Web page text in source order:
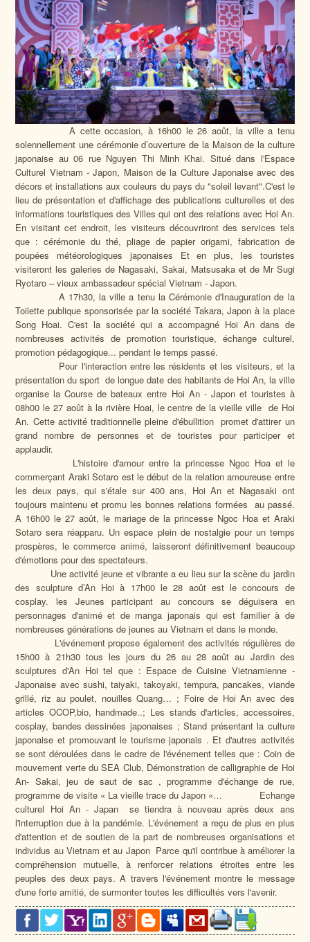
A cette occasion, à 16h00 le 26 août, la ville a tenu
solennellement une cérémonie d’ouverture de la Maison de la culture
japonaise au 06 rue Nguyen Thi Minh Khai. Situé dans l'Espace
Culturel Vietnam - Japon, Maison de la Culture Japonaise avec des
décors et installations aux couleurs du pays du "soleil levant".C'est le
lieu de présentation et d'affichage des publications culturelles et des
informations touristiques des Villes qui ont des relations avec Hoi An.
En visitant cet endroit, les visiteurs découvriront des services tels
que : cérémonie du thé, pliage de papier origami, fabrication de
poupées météorologiques japonaises Et en plus, les touristes
visiteront les galeries de Nagasaki, Sakai, Matsusaka et de Mr Sugi
Ryotaro – vieux ambassadeur spécial Vietnam - Japon.
A 17h30, la ville a tenu la Cérémonie d'Inauguration de la
Toilette publique sponsorisée par la société Takara, Japon à la place
Song Hoai. C'est la société qui a accompagné Hoi An dans de
nombreuses activités de promotion touristique, échange culturel,
promotion pédagogique... pendant le temps passé.
Pour l'interaction entre les résidents et les visiteurs, et la
présentation du sport de longue date des habitants de Hoi An, la ville
organise la Course de bateaux entre Hoi An - Japon et touristes à
08h00 le 27 août à la rivière Hoai, le centre de la vieille ville de Hoi
An. Cette activité traditionnelle pleine d'ébullition promet d'attirer un
grand nombre de personnes et de touristes pour participer et
applaudir.
L'histoire d'amour entre la princesse Ngoc Hoa et le
commerçant Araki Sotaro est le début de la relation amoureuse entre
les deux pays, qui s'étale sur 400 ans, Hoi An et Nagasaki ont
toujours maintenu et promu les bonnes relations formées au passé.
A 16h00 le 27 août, le mariage de la princesse Ngoc Hoa et Araki
Sotaro sera réapparu. Un espace plein de nostalgie pour un temps
prospères, le commerce animé, laisseront définitivement beaucoup
d'émotions pour des spectateurs.
Une activité jeune et vibrante a eu lieu sur la scène du jardin
des sculpture d’An Hoi à 17h00 le 28 août est le concours de
cosplay. les Jeunes participant au concours se déguisera en
personnages d'animé et de manga japonais qui est familier à de
nombreuses générations de jeunes au Vietnam et dans le monde.
L'événement propose également des activités régulières de
15h00 à 21h30 tous les jours du 26 au 28 août au Jardin des
sculptures d'An Hoi tel que : Espace de Cuisine Vietnamienne -
Japonaise avec sushi, taiyaki, takoyaki, tempura, pancakes, viande
grillé, riz au poulet, nouilles Quang… ; Foire de Hoi An avec des
articles OCOP,bio, handmade..; Les stands d'articles, accessoires,
cosplay, bandes dessinées japonaises ; Stand présentant la culture
japonaise et promouvant le tourisme japonais . Et d'autres activités
se sont déroulées dans le cadre de l'événement telles que : Coin de
mouvement verte du SEA Club, Démonstration de calligraphie de Hoi
An- Sakai, jeu de saut de sac , programme d'échange de rue,
programme de visite « La vieille trace du Japon »… Echange
culturel Hoi An - Japan se tiendra à nouveau après deux ans
l'interruption due à la pandémie. L'événement a reçu de plus en plus
d'attention et de soutien de la part de nombreuses organisations et
individus au Vietnam et au Japon Parce qu'il contribue à améliorer la
compréhension mutuelle, à renforcer relations étroites entre les
peuples des deux pays. A travers l'événement montre le message
d'une forte amitié, de surmonter toutes les difficultés vers l'avenir.